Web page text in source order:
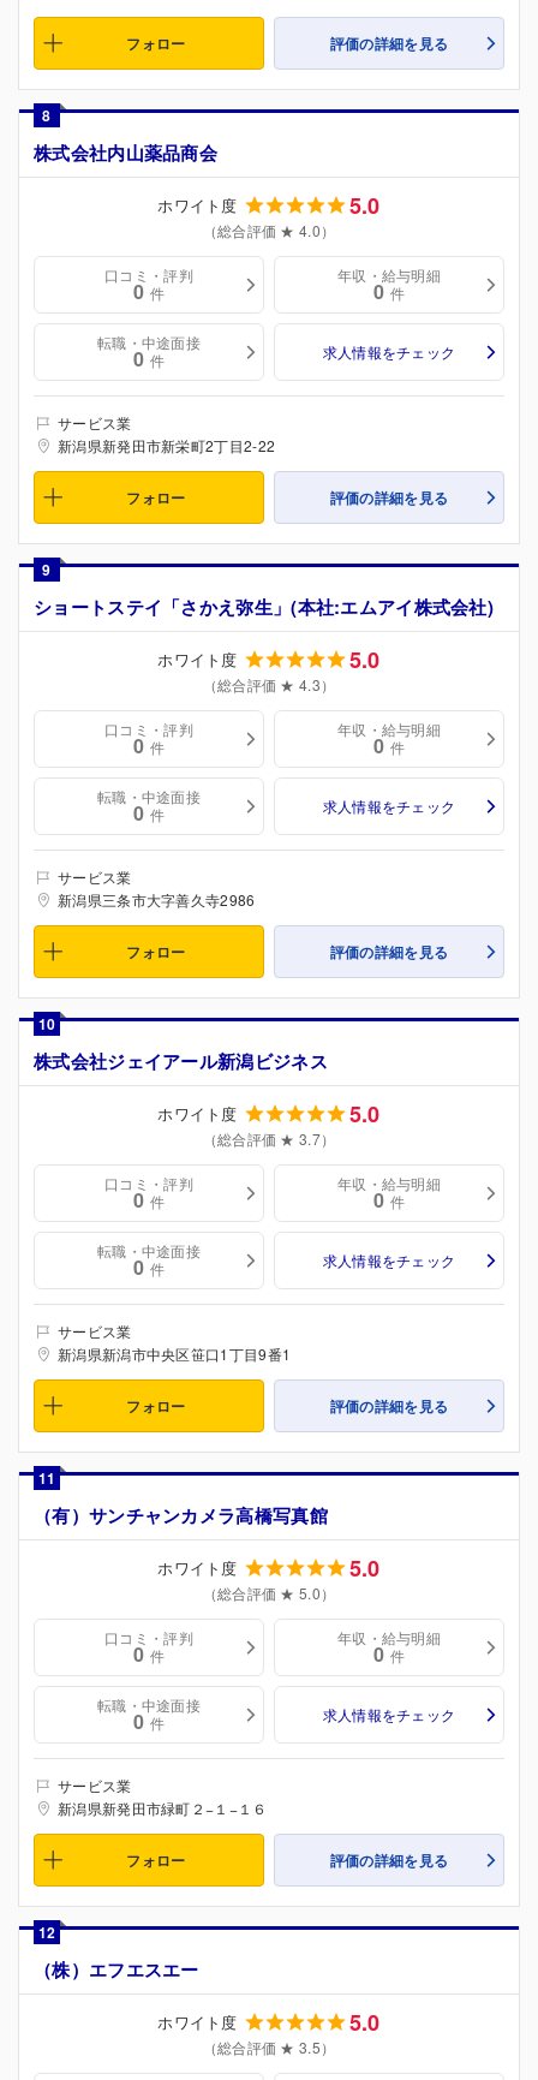
フォロー 評価の詳細を見る
8
株式会社内山薬品商会
ホワイト度 5.0
（総合評価 ★ 4.0）
口コミ・評判
0 件
年収・給与明細
0 件
転職・中途面接
0 件 求人情報をチェック
サービス業
新潟県新発田市新栄町2丁目2-22
フォロー 評価の詳細を見る
9
ショートステイ「さかえ弥生」(本社:エムアイ株式会社)
ホワイト度 5.0
（総合評価 ★ 4.3）
口コミ・評判
0 件
年収・給与明細
0 件
転職・中途面接
0 件 求人情報をチェック
サービス業
新潟県三条市大字善久寺2986
フォロー 評価の詳細を見る
10
株式会社ジェイアール新潟ビジネス
ホワイト度 5.0
（総合評価 ★ 3.7）
口コミ・評判
0 件
年収・給与明細
0 件
転職・中途面接
0 件 求人情報をチェック
サービス業
新潟県新潟市中央区笹口1丁目9番1
フォロー 評価の詳細を見る
11
（有）サンチャンカメラ高橋写真館
ホワイト度 5.0
（総合評価 ★ 5.0）
口コミ・評判
0 件
年収・給与明細
0 件
転職・中途面接
0 件 求人情報をチェック
サービス業
新潟県新発田市緑町２−１−１６
フォロー 評価の詳細を見る
12
（株）エフエスエー
ホワイト度 5.0
（総合評価 ★ 3.5）